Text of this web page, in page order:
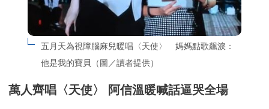
五月天為視障腦麻兒暖唱〈天使〉　媽媽點歌飆淚：
他是我的寶貝（圖／讀者提供）
萬人齊唱〈天使〉 阿信溫暖喊話逼哭全場